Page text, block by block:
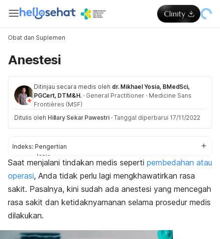
Obat dan Suplemen
Anestesi
Ditinjau secara medis oleh dr. Mikhael Yosia, BMedSci,
PGCert, DTM&H. · General Practitioner · Medicine Sans
Frontières (MSF)
Ditulis oleh Hillary Sekar Pawestri · Tanggal diperbarui 17/11/2022
Indeks: Pengertian
Jenis
Prosedur
Efek samping
Komplikasi
Faktor risiko komplikasi
Saat menjalani tindakan medis seperti pembedahan atau
operasi, Anda tidak perlu lagi mengkhawatirkan rasa
sakit. Pasalnya, kini sudah ada anestesi yang mencegah
rasa sakit dan ketidaknyamanan selama prosedur medis
dilakukan.